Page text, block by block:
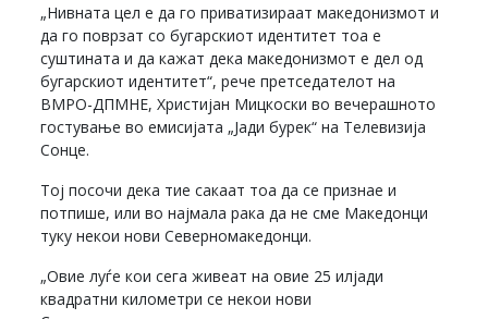
„Нивната цел е да го приватизираат македонизмот и
да го поврзат со бугарскиот идентитет тоа е
суштината и да кажат дека македонизмот е дел од
бугарскиот идентитет“, рече претседателот на
ВМРО-ДПМНЕ, Христијан Мицкоски во вечерашното
гостување во емисијата „Јади бурек“ на Телевизија
Сонце.
Тој посочи дека тие сакаат тоа да се признае и
потпише, или во најмала рака да не сме Македонци
туку некои нови Северномакедонци.
„Овие луѓе кои сега живеат на овие 25 илјади
квадратни километри се некои нови